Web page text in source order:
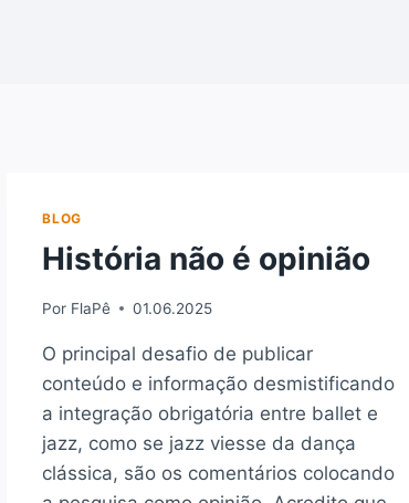
BLOG
História não é opinião
Por FlaPê 01.06.2025
O principal desafio de publicar
conteúdo e informação desmistificando
a integração obrigatória entre ballet e
jazz, como se jazz viesse da dança
clássica, são os comentários colocando